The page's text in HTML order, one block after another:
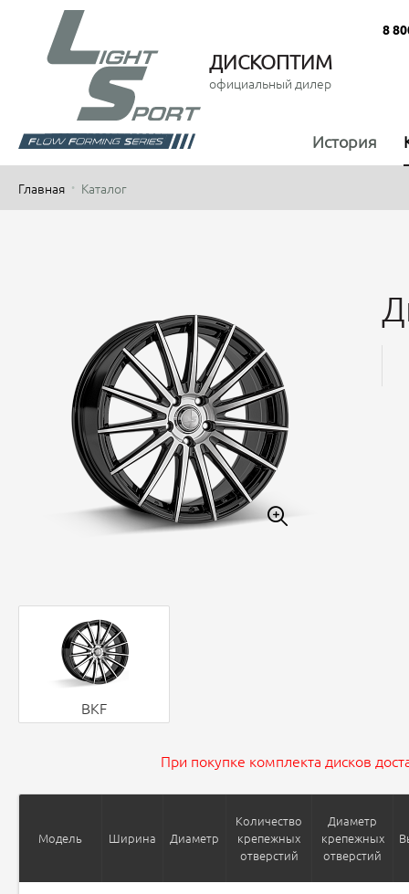
ДИСКОПТИМ
официальный дилер
8
История
Главная Каталог
BKF
При покупке комплекта дисков
Модель Ширина Диаметр
Количество
крепежных
отверстий
Диаметр
крепежных
отверстий